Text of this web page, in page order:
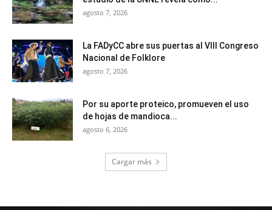
agosto 7, 2026
La FADyCC abre sus puertas al VIII Congreso
Nacional de Folklore
agosto 7, 2026
Por su aporte proteico, promueven el uso
de hojas de mandioca...
agosto 6, 2026
Cargar más